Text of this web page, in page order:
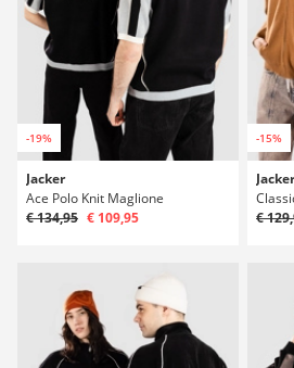
-19%
Jacker
Ace Polo Knit Maglione
€ 134,95 € 109,95
-15%
Jacker
€